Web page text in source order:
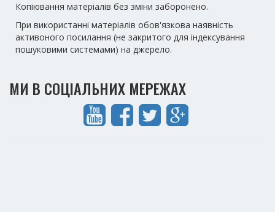
Копіювання матеріалів без зміни заборонено.
При використанні матеріалів обов'язкова наявність
активоного посилання (не закритого для індексування
пошуковими системами) на джерело.
МИ В СОЦІАЛЬНИХ МЕРЕЖАХ